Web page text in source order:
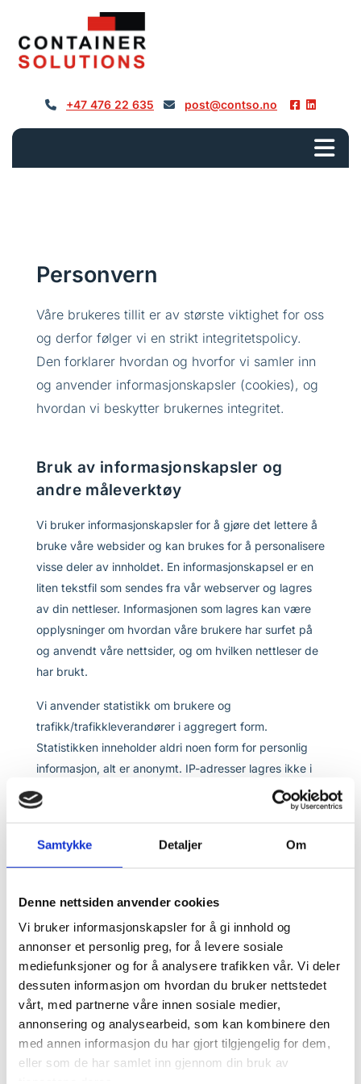
Samtykke Detaljer Om
Denne nettsiden anvender cookies
Vi bruker informasjonskapsler for å gi innhold og
annonser et personlig preg, for å levere sosiale
mediefunksjoner og for å analysere trafikken vår. Vi deler
dessuten informasjon om hvordan du bruker nettstedet
vårt, med partnerne våre innen sosiale medier,
annonsering og analysearbeid, som kan kombinere den
med annen informasjon du har gjort tilgjengelig for dem,
eller som de har samlet inn gjennom din bruk av
 +47 476 22 635  post@contso.no  
Personvern
Våre brukeres tillit er av største viktighet for oss
og derfor følger vi en strikt integritetspolicy.
Den forklarer hvordan og hvorfor vi samler inn
og anvender informasjonskapsler (cookies), og
hvordan vi beskytter brukernes integritet.
Bruk av informasjonskapsler og
andre måleverktøy
Vi bruker informasjonskapsler for å gjøre det lettere å
bruke våre websider og kan brukes for å personalisere
visse deler av innholdet. En informasjonskapsel er en
liten tekstfil som sendes fra vår webserver og lagres
av din nettleser. Informasjonen som lagres kan være
opplysninger om hvordan våre brukere har surfet på
og anvendt våre nettsider, og om hvilken nettleser de
har brukt.
Vi anvender statistikk om brukere og
trafikk/trafikkleverandører i aggregert form.
Statistikken inneholder aldri noen form for personlig
informasjon, alt er anonymt. IP-adresser lagres ikke i
vår database der vi lagrer atferd på nettstedet, derfor
kan informasjon om deg som bruker aldri kobles
sikkerhetsmessige årsaker bare i de tilfeller du selv
aktivt registrerer deg på nettstedet.
Utvikle og forbedre nettstedet gjennom å forstå
hvordan det anvendes.
Beregne og rapportere brukerantall og trafikk.
Gjøre det lettere for deg å navigere på
nettstedet.